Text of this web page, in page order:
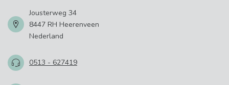
Jousterweg 34
8447 RH Heerenveen
Nederland
0513 - 627419